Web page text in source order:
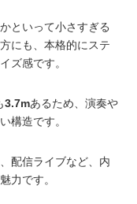
といって小さすぎる
にも、本格的にステ
ズ感です。
3.7mあるため、演奏や
構造です。
配信ライブなど、内
力です。